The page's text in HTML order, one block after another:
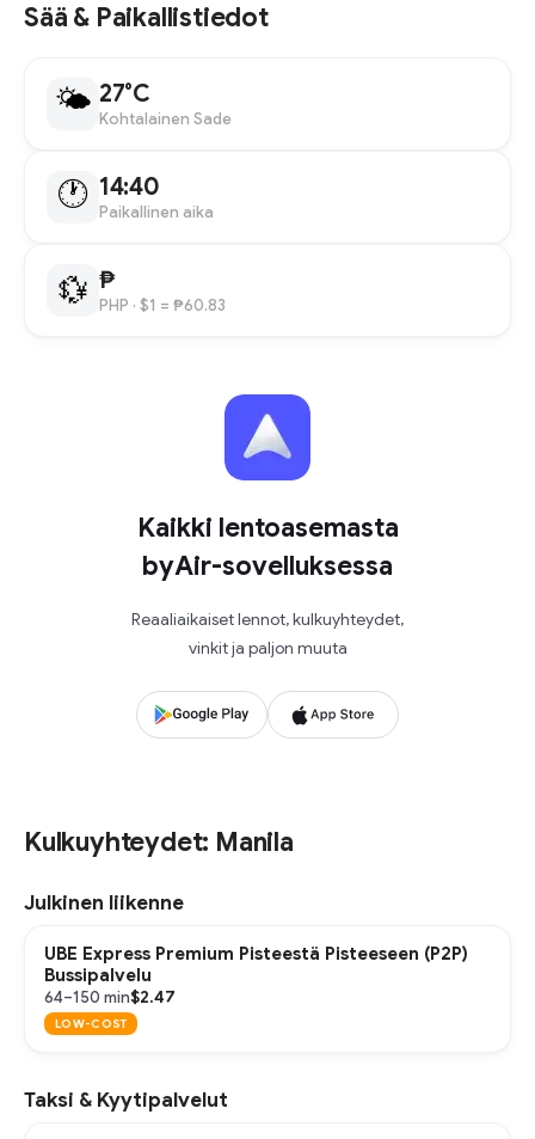
Sää & Paikallistiedot
🌤 27°C
Kohtalainen Sade
🕐 14:40
Paikallinen aika
💱 ₱
PHP · $1 = ₱60.83
Kaikki lentoasemasta
byAir-sovelluksessa
Reaaliaikaiset lennot, kulkuyhteydet,
vinkit ja paljon muuta
Kulkuyhteydet: Manila
Julkinen liikenne
UBE Express Premium Pisteestä Pisteeseen (P2P)
Bussipalvelu
64–150 min$2.47
LOW-COST
Taksi & Kyytipalvelut